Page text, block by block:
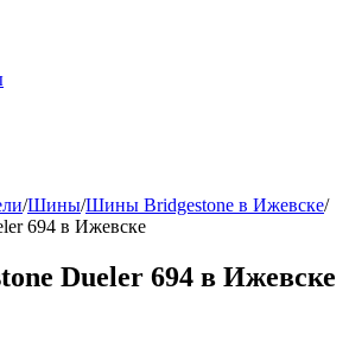
/Шины/Шины Bridgestone в Ижевске/
694 в Ижевске
Dueler 694 в Ижевске